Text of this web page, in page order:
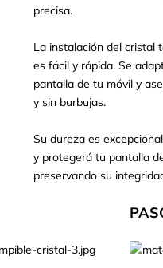
precisa.
La instalación del cristal
es fácil y rápida. Se
pantalla de tu móvil y
y sin burbujas.
Su dureza es
y protegerá tu pantalla
preservando su